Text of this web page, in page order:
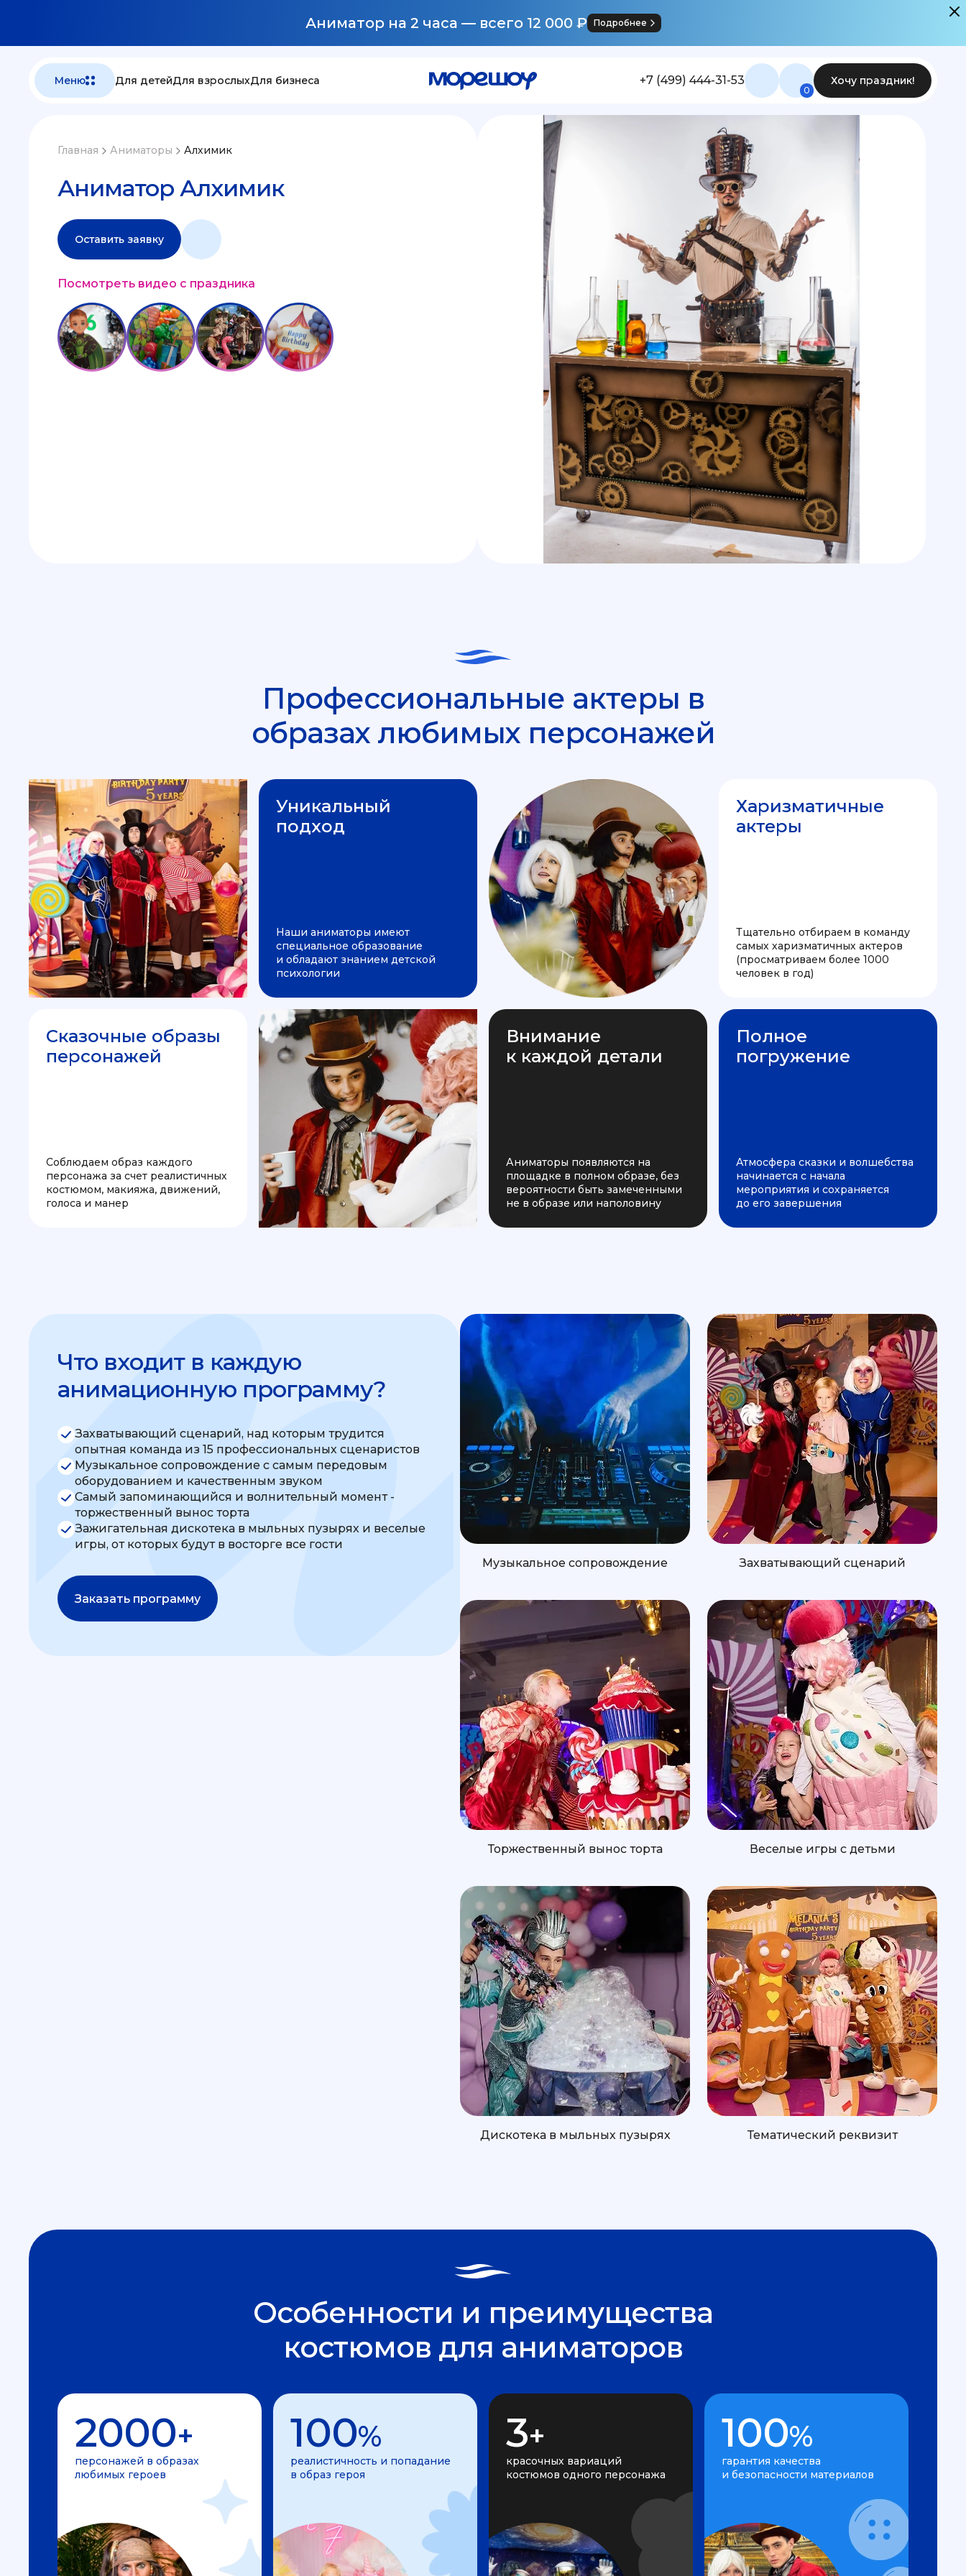
Аниматор на 2 часа — всего 12 000 ₽ Подробнее
Меню Для детейДля взрослыхДля бизнеса +7 (499) 444-31-53
0
Хочу праздник!
Главная Аниматоры Алхимик
Аниматор Алхимик
Оставить заявку
Посмотреть видео с праздника
Профессиональные актеры в
образах любимых персонажей
Уникальный
подход
Наши аниматоры имеют
специальное образование
и обладают знанием детской
психологии
Харизматичные
актеры
Тщательно отбираем в команду
самых харизматичных актеров
(просматриваем более 1000
человек в год)
Сказочные образы
персонажей
Соблюдаем образ каждого
персонажа за счет реалистичных
костюмом, макияжа, движений,
голоса и манер
Внимание
к каждой детали
Аниматоры появляются на
площадке в полном образе, без
вероятности быть замеченными
не в образе или наполовину
Полное
погружение
Атмосфера сказки и волшебства
начинается с начала
мероприятия и сохраняется
до его завершения
Что входит в каждую
анимационную программу?
Захватывающий сценарий, над которым трудится
опытная команда из 15 профессиональных сценаристов
Музыкальное сопровождение с самым передовым
оборудованием и качественным звуком
Самый запоминающийся и волнительный момент -
торжественный вынос торта
Зажигательная дискотека в мыльных пузырях и веселые
игры, от которых будут в восторге все гости
Заказать программу
Музыкальное сопровождение Захватывающий сценарий
Торжественный вынос торта Веселые игры с детьми
Дискотека в мыльных пузырях Тематический реквизит
Особенности и преимущества
костюмов для аниматоров
2000+
персонажей в образах
любимых героев
100%
реалистичность и попадание
в образ героя
3+
красочных вариаций
костюмов одного персонажа
100%
гарантия качества
и безопасности материалов